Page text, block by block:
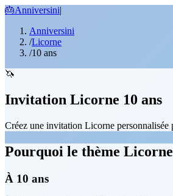
🎂Anniversini|
Anniversini
/Licorne
/10 ans
🦄
Invitation Licorne 10 ans
Créez une invitation Licorne
Pourquoi le thème
À 10 ans